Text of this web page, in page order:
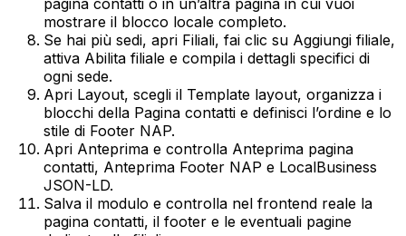
mostrare il blocco locale completo.
Se hai più sedi, apri Filiali, fai clic su Aggiungi filiale,
attiva Abilita filiale e compila i dettagli specifici di
ogni sede.
Apri Layout, scegli il Template layout, organizza i
blocchi della Pagina contatti e definisci l’ordine e lo
stile di Footer NAP.
Apri Anteprima e controlla Anteprima pagina
contatti, Anteprima Footer NAP e LocalBusiness
JSON-LD.
Salva il modulo e controlla nel frontend reale la
pagina contatti, il footer e le eventuali pagine